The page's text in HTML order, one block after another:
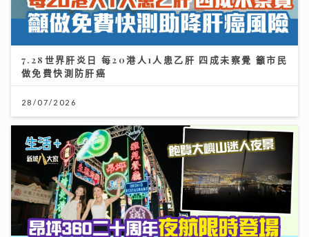
7.28世界肝炎日 每20港人1人患乙肝 四成未察覺 籲市民
做免費快測防肝癌
28/07/2026